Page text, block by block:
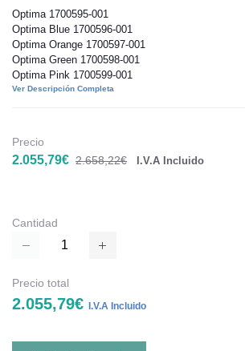
Optima 1700595-001
Optima Blue 1700596-001
Optima Orange 1700597-001
Optima Green 1700598-001
Optima Pink 1700599-001
Ver Descripción Completa
Precio
2.055,79€ 2.658,22€ I.V.A Incluido
Cantidad
Precio total
2.055,79€ I.V.A Incluido